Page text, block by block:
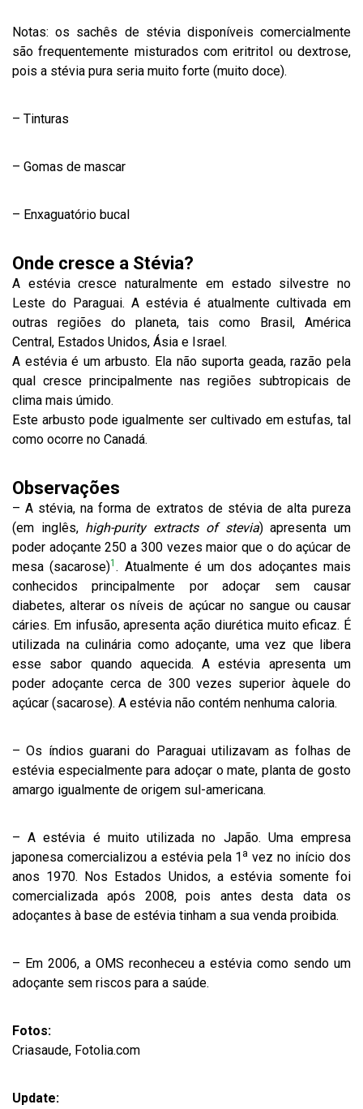
Notas: os sachês de stévia disponíveis comercialmente
são frequentemente misturados com eritritol ou dextrose,
pois a stévia pura seria muito forte (muito doce).
– Tinturas
– Gomas de mascar
– Enxaguatório bucal
Onde cresce a Stévia?
A estévia cresce naturalmente em estado silvestre no
Leste do Paraguai. A estévia é atualmente cultivada em
outras regiões do planeta, tais como Brasil, América
Central, Estados Unidos, Ásia e Israel.
A estévia é um arbusto. Ela não suporta geada, razão pela
qual cresce principalmente nas regiões subtropicais de
clima mais úmido.
Este arbusto pode igualmente ser cultivado em estufas, tal
como ocorre no Canadá.
Observações
– A stévia, na forma de extratos de stévia de alta pureza
(em inglês, high-purity extracts of stevia) apresenta um
poder adoçante 250 a 300 vezes maior que o do açúcar de
mesa (sacarose)1 . Atualmente é um dos adoçantes mais
conhecidos principalmente por adoçar sem causar
diabetes, alterar os níveis de açúcar no sangue ou causar
cáries. Em infusão, apresenta ação diurética muito eficaz. É
utilizada na culinária como adoçante, uma vez que libera
esse sabor quando aquecida. A estévia apresenta um
poder adoçante cerca de 300 vezes superior àquele do
açúcar (sacarose). A estévia não contém nenhuma caloria.
– Os índios guarani do Paraguai utilizavam as folhas de
estévia especialmente para adoçar o mate, planta de gosto
amargo igualmente de origem sul-americana.
– A estévia é muito utilizada no Japão. Uma empresa
japonesa comercializou a estévia pela 1 a vez no início dos
anos 1970. Nos Estados Unidos, a estévia somente foi
comercializada após 2008, pois antes desta data os
adoçantes à base de estévia tinham a sua venda proibida.
– Em 2006, a OMS reconheceu a estévia como sendo um
adoçante sem riscos para a saúde.
Fotos:
Criasaude, Fotolia.com
Update: